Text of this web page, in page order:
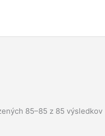
85–85 z 85 výsledkov